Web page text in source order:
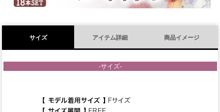
サイズ アイテム詳細 商品イメージ
-サイズ-